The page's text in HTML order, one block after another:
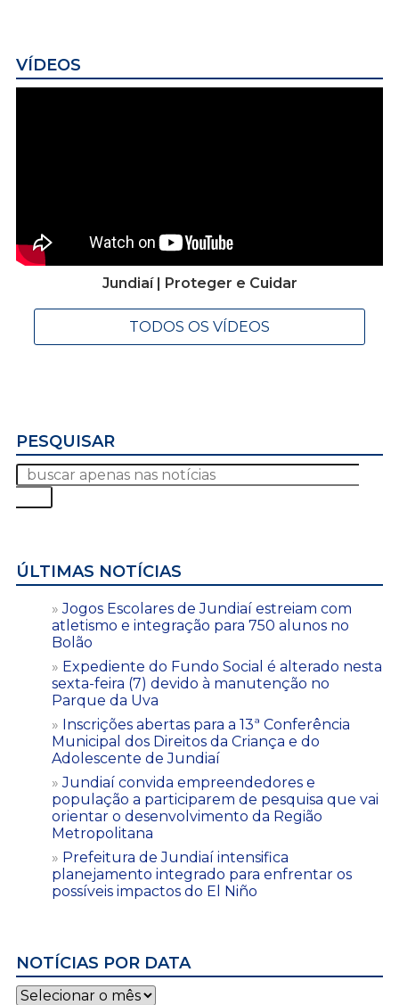
VÍDEOS
Jundiaí | Proteger e Cuidar
TODOS OS VÍDEOS
PESQUISAR
ÚLTIMAS NOTÍCIAS
Jogos Escolares de Jundiaí estreiam com
atletismo e integração para 750 alunos no
Bolão
Expediente do Fundo Social é alterado nesta
sexta-feira (7) devido à manutenção no
Parque da Uva
Inscrições abertas para a 13ª Conferência
Municipal dos Direitos da Criança e do
Adolescente de Jundiaí
Jundiaí convida empreendedores e
população a participarem de pesquisa que vai
orientar o desenvolvimento da Região
Metropolitana
Prefeitura de Jundiaí intensifica
planejamento integrado para enfrentar os
possíveis impactos do El Niño
NOTÍCIAS POR DATA
Notícias